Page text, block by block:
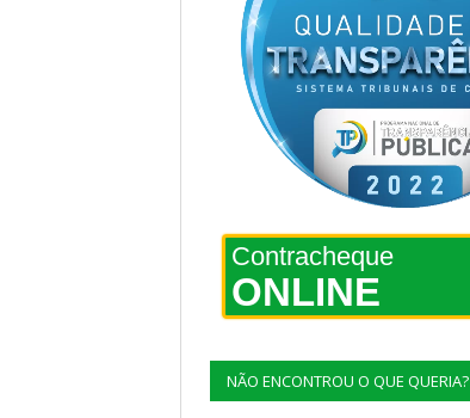
Contracheque
ONLINE
NÃO ENCONTROU O QUE QUERIA?